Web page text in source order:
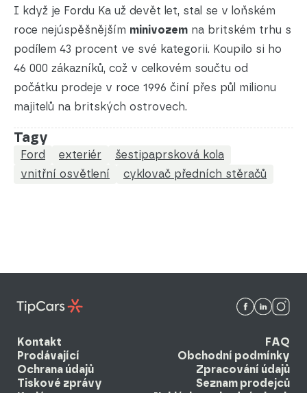
I když je Fordu Ka už devět let, stal se v loňském
roce nejúspěšnějším minivozem na britském trhu s
podílem 43 procent ve své kategorii. Koupilo si ho
46 000 zákazníků, což v celkovém součtu od
počátku prodeje v roce 1996 činí přes půl milionu
majitelů na britských ostrovech.
Tagy
Ford exteriér
šestipaprsková kola
vnitřní osvětlení
cyklovač předních stěračů
Kontakt
FAQ
Prodávající
Obchodní podmínky
Ochrana údajů
Zpracování údajů
Tiskové zprávy
Seznam prodejců